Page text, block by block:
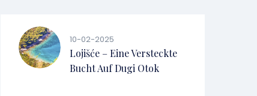
10-02-2025
Lojišće – Eine Versteckte
Bucht Auf Dugi Otok